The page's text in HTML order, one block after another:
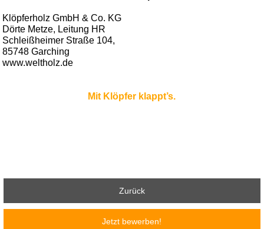
Klöpferholz GmbH & Co. KG
Dörte Metze, Leitung HR
Schleißheimer Straße 104,
85748 Garching
www.weltholz.de
Mit Klöpfer klappt’s.
Zurück
Jetzt bewerben!